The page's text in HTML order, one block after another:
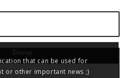
that can be used for
or other important news ;)